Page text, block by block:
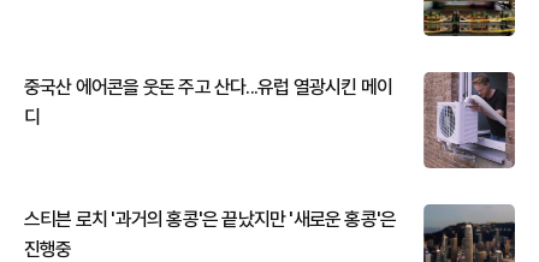
중국산 에어콘을 웃돈 주고 산다...유럽 열광시킨 메이
디
스티븐 로치 '과거의 홍콩'은 끝났지만 '새로운 홍콩'은
진행중